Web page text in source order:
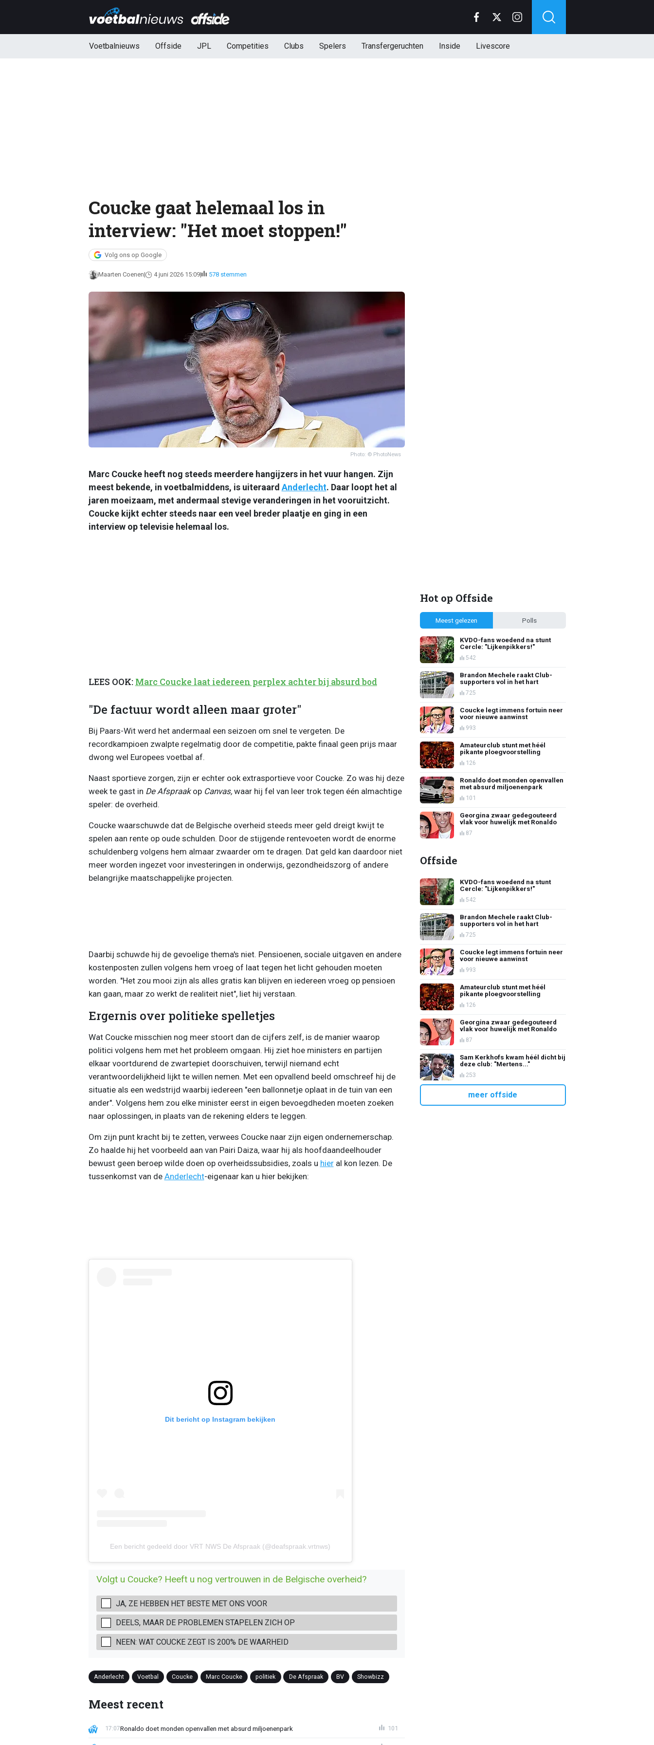
Voetbalnieuws Offside JPL Competities Clubs Spelers Transfergeruchten Inside Livescore
Coucke gaat helemaal los in
interview: "Het moet stoppen!"
Volg ons op Google
Maarten Coenen 4 juni 2026 15:09 578 stemmen
Photo: © PhotoNews
Marc Coucke heeft nog steeds meerdere hangijzers in het vuur hangen. Zijn
meest bekende, in voetbalmiddens, is uiteraard Anderlecht. Daar loopt het al
jaren moeizaam, met andermaal stevige veranderingen in het vooruitzicht.
Coucke kijkt echter steeds naar een veel breder plaatje en ging in een
interview op televisie helemaal los.
LEES OOK: Marc Coucke laat iedereen perplex achter bij absurd bod
"De factuur wordt alleen maar groter"
Bij Paars-Wit werd het andermaal een seizoen om snel te vergeten. De
recordkampioen zwalpte regelmatig door de competitie, pakte finaal geen prijs maar
dwong wel Europees voetbal af.
Naast sportieve zorgen, zijn er echter ook extrasportieve voor Coucke. Zo was hij deze
week te gast in De Afspraak op Canvas,waar hij fel van leer trok tegen één almachtige
speler: de overheid.
Coucke waarschuwde dat de Belgische overheid steeds meer geld dreigt kwijt te
spelen aan rente op oude schulden. Door de stijgende rentevoeten wordt de enorme
schuldenberg volgens hem almaar zwaarder om te dragen. Dat geld kan daardoor niet
meer worden ingezet voor investeringen in onderwijs, gezondheidszorg of andere
belangrijke maatschappelijke projecten.
Daarbij schuwde hij de gevoelige thema's niet. Pensioenen, sociale uitgaven en andere
kostenposten zullen volgens hem vroeg of laat tegen het licht gehouden moeten
worden. "Het zou mooi zijn als alles gratis kan blijven en iedereen vroeg op pensioen
kan gaan, maar zo werkt de realiteit niet", liet hij verstaan.
Ergernis over politieke spelletjes
Wat Coucke misschien nog meer stoort dan de cijfers zelf, is de manier waarop
politici volgens hem met het probleem omgaan. Hij ziet hoe ministers en partijen
elkaar voortdurend de zwartepiet doorschuiven, terwijl niemand echt
verantwoordelijkheid lijkt te willen nemen. Met een opvallend beeld omschreef hij de
situatie als een wedstrijd waarbij iedereen "een ballonnetje oplaat in de tuin van een
ander". Volgens hem zou elke minister eerst in eigen bevoegdheden moeten zoeken
naar oplossingen, in plaats van de rekening elders te leggen.
Om zijn punt kracht bij te zetten, verwees Coucke naar zijn eigen ondernemerschap.
Zo haalde hij het voorbeeld aan van Pairi Daiza, waar hij als hoofdaandeelhouder
bewust geen beroep wilde doen op overheidssubsidies, zoals u hieral kon lezen. De
tussenkomst van de Anderlecht-eigenaar kan u hier bekijken:
Dit bericht op Instagram bekijken
Een bericht gedeeld door VRT NWS De Afspraak (@deafspraak.vrtnws)
Volgt u Coucke? Heeft u nog vertrouwen in de Belgische overheid?
JA, ZE HEBBEN HET BESTE MET ONS VOOR
DEELS, MAAR DE PROBLEMEN STAPELEN ZICH OP
NEEN: WAT COUCKE ZEGT IS 200% DE WAARHEID
Anderlecht Voetbal Coucke Marc Coucke politiek De Afspraak BV Showbizz
Meest recent
Ronaldo doet monden openvallen met absurd miljoenenpark
17:07 101
Hot op Offside
Meest gelezen Polls
KVDO-fans woedend na stunt
Cercle: "Lijkenpikkers!"
542
Brandon Mechele raakt Club-
supporters vol in het hart
725
Coucke legt immens fortuin neer
voor nieuwe aanwinst
993
Amateurclub stunt met héél
pikante ploegvoorstelling
126
Ronaldo doet monden openvallen
met absurd miljoenenpark
101
Georgina zwaar gedegouteerd
vlak voor huwelijk met Ronaldo
87
Offside
KVDO-fans woedend na stunt
Cercle: "Lijkenpikkers!"
542
Brandon Mechele raakt Club-
supporters vol in het hart
725
Coucke legt immens fortuin neer
voor nieuwe aanwinst
993
Amateurclub stunt met héél
pikante ploegvoorstelling
126
Georgina zwaar gedegouteerd
vlak voor huwelijk met Ronaldo
87
Sam Kerkhofs kwam héél dicht bij
deze club: "Mertens..."
253
meer offside